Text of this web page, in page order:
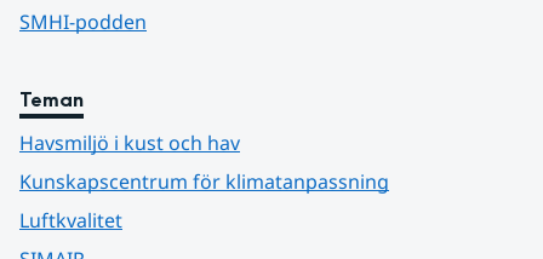
SMHI-podden
Teman
Havsmiljö i kust och hav
Kunskapscentrum för klimatanpassning
Luftkvalitet